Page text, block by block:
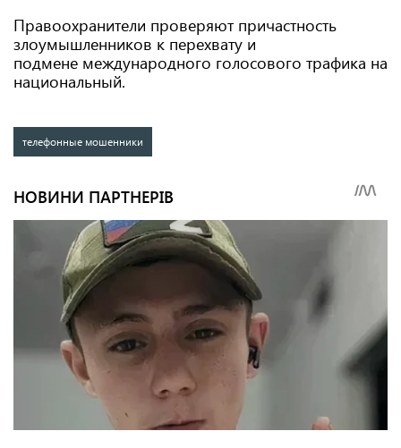
Правоохранители проверяют причастность
злоумышленников к перехвату и
подмене международного голосового трафика на
национальный.
телефонные мошенники